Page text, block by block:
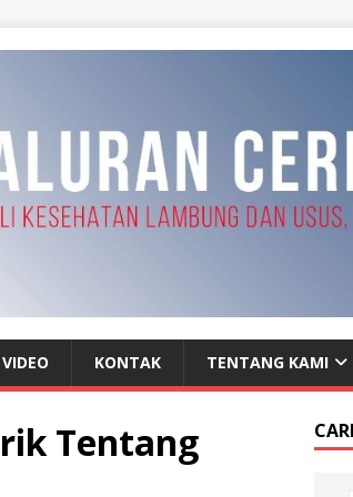
VIDEO KONTAK TENTANG KAMI
Tentang